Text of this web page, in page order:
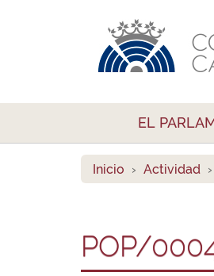
EL
Inicio Actividad
POP/